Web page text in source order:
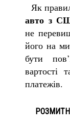
Як
авто з
не
його на
бути
вартості
платежів.